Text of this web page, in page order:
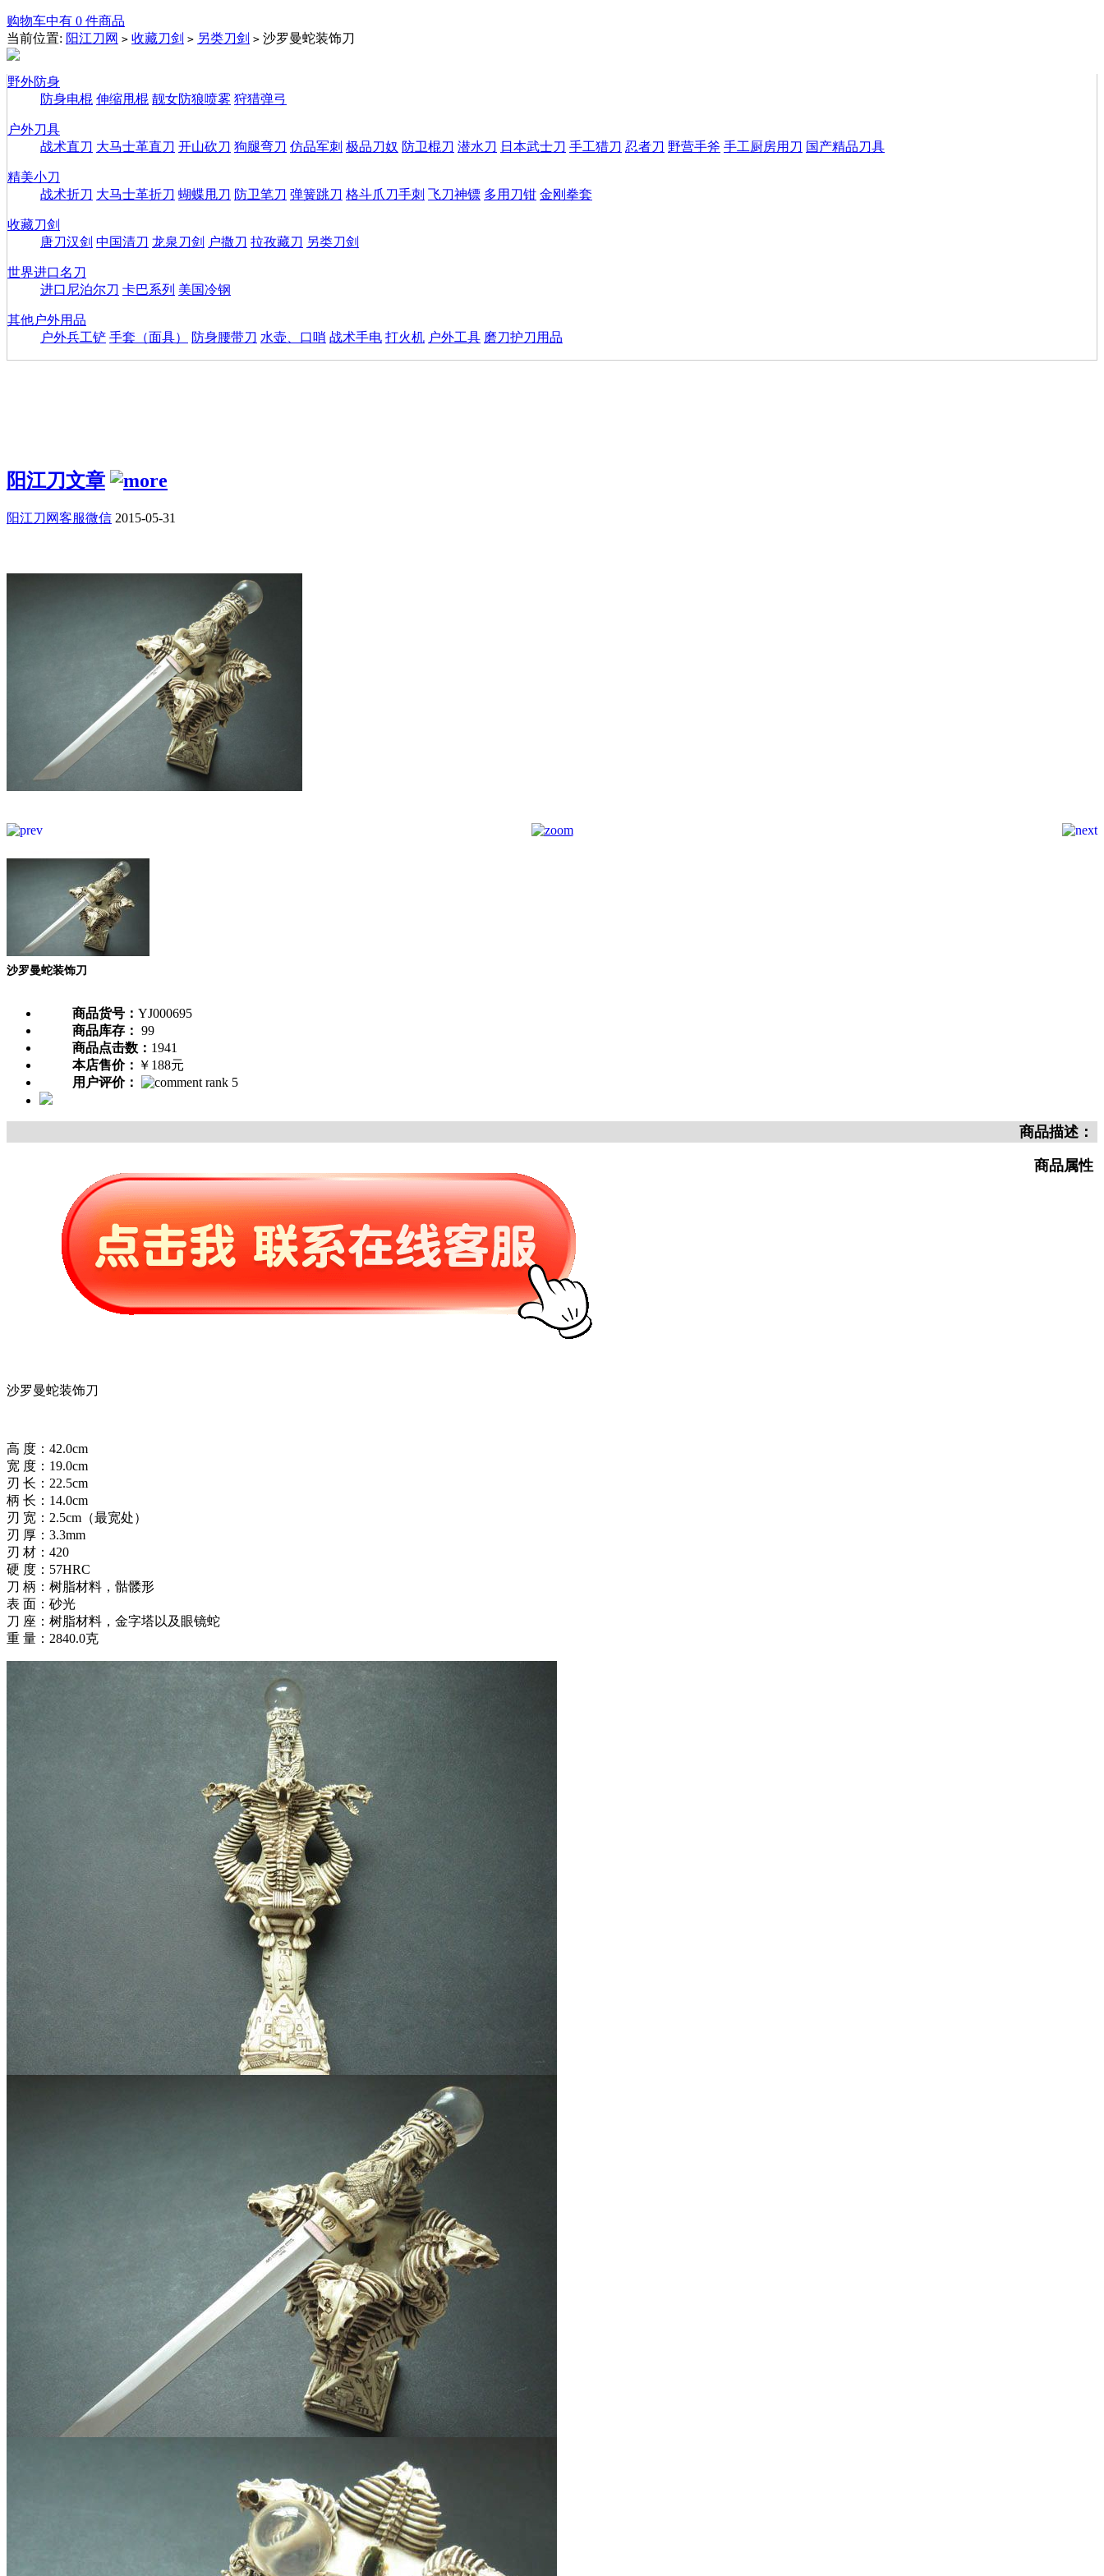
购物车中有 0 件商品
当前位置: 阳江刀网 > 收藏刀剑 > 另类刀剑 > 沙罗曼蛇装饰刀
野外防身
防身电棍 伸缩甩棍 靓女防狼喷雾 狩猎弹弓
户外刀具
战术直刀 大马士革直刀 开山砍刀 狗腿弯刀 仿品军刺 极品刀奴 防卫棍刀 潜水刀 日本武士刀 手工猎刀 忍者刀 野营手斧 手工厨房用刀 国产精品刀具
精美小刀
战术折刀 大马士革折刀 蝴蝶甩刀 防卫笔刀 弹簧跳刀 格斗爪刀手刺 飞刀神镖 多用刀钳 金刚拳套
收藏刀剑
唐刀汉剑 中国清刀 龙泉刀剑 户撒刀 拉孜藏刀 另类刀剑
世界进口名刀
进口尼泊尔刀 卡巴系列 美国冷钢
其他户外用品
户外兵工铲 手套（面具） 防身腰带刀 水壶、口哨 战术手电 打火机 户外工具 磨刀护刀用品
阳江刀文章
阳江刀网客服微信 2015-05-31
沙罗曼蛇装饰刀
商品货号： YJ000695
商品库存： 99
商品点击数： 1941
本店售价： ￥188元
用户评价：
商品描述：
商品属性
沙罗曼蛇装饰刀
高 度：42.0cm
宽 度：19.0cm
刃 长：22.5cm
柄 长：14.0cm
刃 宽：2.5cm（最宽处）
刃 厚：3.3mm
刃 材：420
硬 度：57HRC
刀 柄：树脂材料，骷髅形
表 面：砂光
刀 座：树脂材料，金字塔以及眼镜蛇
重 量：2840.0克